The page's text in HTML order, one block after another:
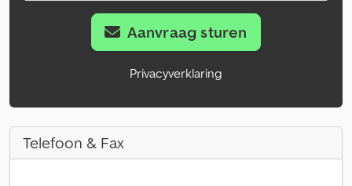
Aanvraag sturen
Privacyverklaring
Telefoon & Fax